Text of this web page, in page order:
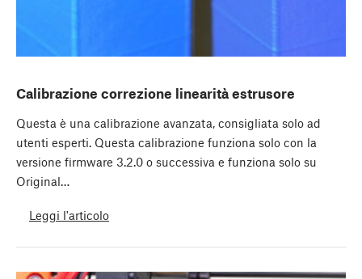
Calibrazione correzione linearità estrusore
Questa è una calibrazione avanzata, consigliata solo ad
utenti esperti. Questa calibrazione funziona solo con la
versione firmware 3.2.0 o successiva e funziona solo su
Original…
Leggi l'articolo